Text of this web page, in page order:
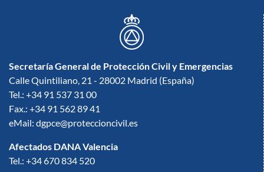
Secretaría General de Protección Civil y Emergencias
Calle Quintiliano, 21 - 28002 Madrid (España)
Tel.: +34 91 537 31 00
Fax.: +34 91 562 89 41
eMail: dgpce@proteccioncivil.es
Afectados DANA Valencia
Tel.: +34 670 834 520